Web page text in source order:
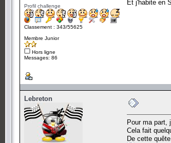
Profil challenge
Classement : 343/55625
Membre Junior
Hors ligne
Messages: 86
Et j'habite en
Lebreton
Pour ma part,
Cela fait
De cette